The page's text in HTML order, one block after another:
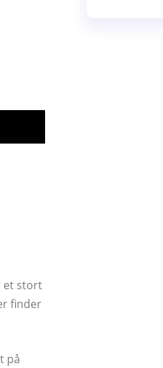
et stort
finder
på